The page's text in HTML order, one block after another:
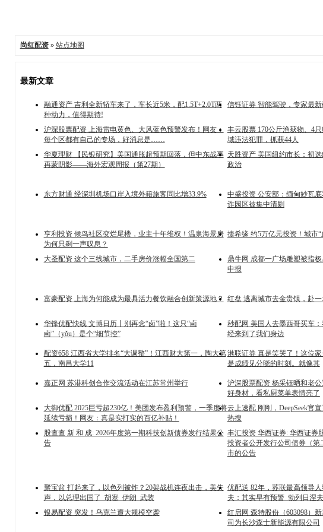
尚红配资» 站点地图
最新文章
融通资产 吉利全新轿车来了，车长近5米，配1.5T+2.0T两
种动力，值得期待!
信钰证券 智能驾驶，专家最新
沪深股票配资 上海雷电黄色、大风蓝色预警发布！网友：
每个区都有自己的专场，好消息是……
丰云股票 170公斤渔获物、4
域违法犯罪，抓获44人
华夏理财 【民银研究】美国通胀超预期回落，但中东战事
再蒙阴影——海外宏观周报（第27期）
天胜资产 美国纽约市长：初
政治
东方财通 经深圳机场口岸入境外籍旅客同比增33.9%
中盛投资 公安部：缅甸妙瓦
诈园区被集中清剿
亨利投资 候鸟社区变烂尾楼，业主十年维权！温泉海景房
为何只剩一声叹息？
捷希缘 约5万亿元投资！城市“
大圣配资 这个三线城市，二手房价涨幅全国第二
鼎牛网 成都一广场雕塑被指
申报
富豪配资 上海为何能成为最具活力餐饮融合创新策源地？
红盘 逃离城市去金贵镇，赴
华锋优配快线 文博日历丨别再念“卤”啦！这只“卣
卣”（yǒu）是个“细节控”
秒配网 美国人去墨西哥买车
经来到了我们身边
配资658 江西省大学排名“大调整”！江西财大第一，陶大第
五，南昌大学11
港联证券 真是笑哭了！这位
是成绩见分晓的时刻。就像其
嘉正网 苏港科创合作交流活动在江苏常州举行
沪深股票配资 杨采钰晒和老
好身材，看私厨菜单表情亮了
大御优配 2025巨亏超230亿！美团发布盈利预警，一季度将
延续亏损！网友：真是实打实的百亿补贴！
云上速配 刚刚，DeepSeek官
热搜
股查查 新 和 成: 2026年度第一期科技创新债券发行结果公
告
丰汇投资 华西证券: 华西证券
投资者公开发行公司债券（
市的公告
聚宝盆 打起来了，以色列被炸？20架战机连夜出击，美失
声，以总理出国了_胡塞_伊朗_武装
优配送 82年，苏联最高领导
夫：其实早有预警_勃列日涅
银易配资 突发！乌克兰遭大规模空袭
红启网 森特股份（603098）
司为长沙森士新能源有限公司